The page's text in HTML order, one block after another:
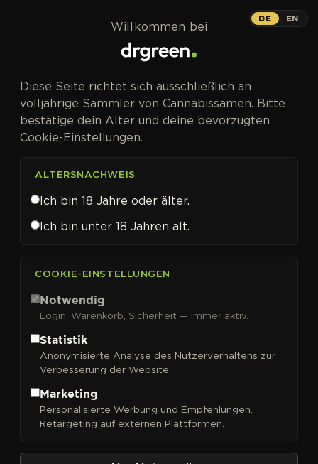
KAUFEN
The Real Seed
Company
Sortieren nach FILTER
DE EN
Willkommen bei
Diese Seite richtet sich ausschließlich an
volljährige Sammler von Cannabissamen. Bitte
bestätige dein Alter und deine bevorzugten
Cookie-Einstellungen.
ALTERSNACHWEIS
Ich bin 18 Jahre oder älter.
Ich bin unter 18 Jahren alt.
COOKIE-EINSTELLUNGEN
Notwendig
Login, Warenkorb, Sicherheit — immer aktiv.
Statistik
Anonymisierte Analyse des Nutzerverhaltens zur
Verbesserung der Website.
Marketing
Personalisierte Werbung und Empfehlungen.
Retargeting auf externen Plattformen.